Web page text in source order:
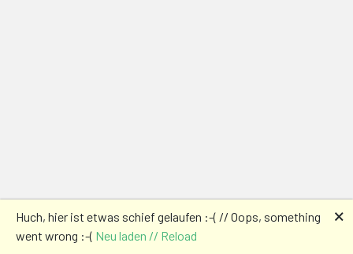
Huch, hier ist etwas schief gelaufen :-( // Oops, something
went wrong :-( Neu laden // Reload
🗙